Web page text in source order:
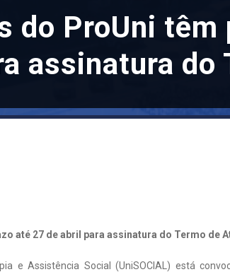
do ProUni
assinatura do
até 27 de abril para assinatura do Termo de
e Assistência Social (UniSOCIAL) está